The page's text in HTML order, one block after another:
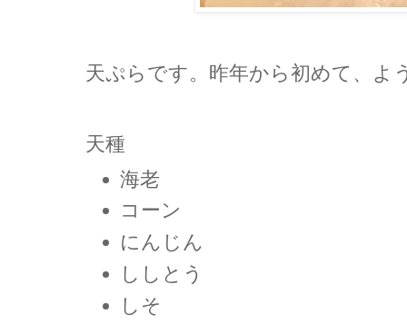
天ぷらです。昨年から初めて、よ
天種
海老
コーン
にんじん
ししとう
しそ